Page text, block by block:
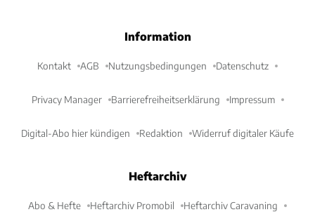
Information
Kontakt AGB Nutzungsbedingungen Datenschutz
Privacy Manager Barrierefreiheitserklärung Impressum
Digital-Abo hier kündigen Redaktion Widerruf digitaler Käufe
Heftarchiv
Abo & Hefte Heftarchiv Promobil Heftarchiv Caravaning